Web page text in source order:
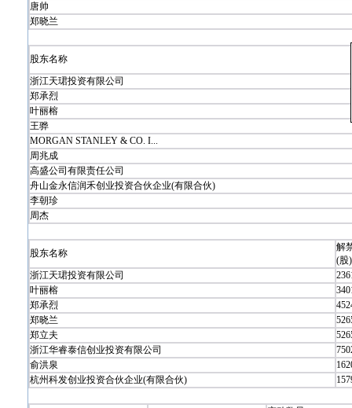
唐帅
郑晓兰
股东名称
浙江天珺投资有限公司
郑承烈
叶丽榕
王骅
MORGAN STANLEY & CO. I...
周兆成
高盛公司有限责任公司
舟山金永信润禾创业投资合伙企业(有限合伙)
李朝珍
周杰
股东名称
解
(股)
浙江天珺投资有限公司
叶丽榕
郑承烈
郑晓兰
郑立夫
浙江华睿泰信创业投资有限公司
俞洪泉
杭州科发创业投资合伙企业(有限合伙)